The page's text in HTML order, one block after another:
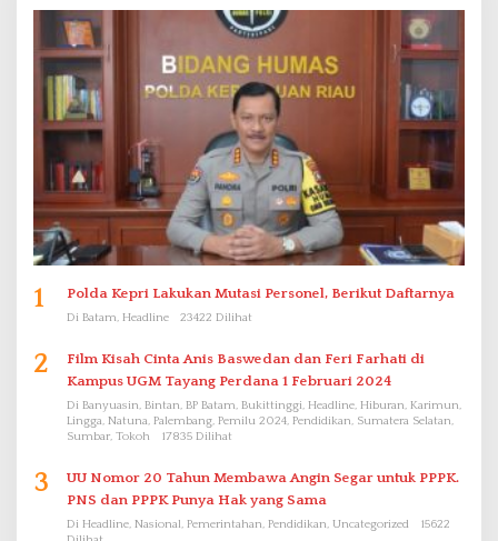
1 Polda Kepri Lakukan Mutasi Personel, Berikut Daftarnya
Di Batam, Headline 23422 Dilihat
2
Film Kisah Cinta Anis Baswedan dan Feri Farhati di
Kampus UGM Tayang Perdana 1 Februari 2024
Di Banyuasin, Bintan, BP Batam, Bukittinggi, Headline, Hiburan, Karimun,
Lingga, Natuna, Palembang, Pemilu 2024, Pendidikan, Sumatera Selatan,
Sumbar, Tokoh
17835 Dilihat
3
UU Nomor 20 Tahun Membawa Angin Segar untuk PPPK.
PNS dan PPPK Punya Hak yang Sama
Di Headline, Nasional, Pemerintahan, Pendidikan, Uncategorized
15622